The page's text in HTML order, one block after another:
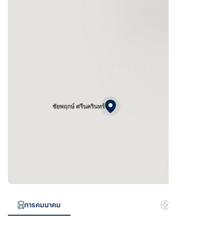
ชัยพฤกษ์ ศรีนครินทร์
การคมนาคม